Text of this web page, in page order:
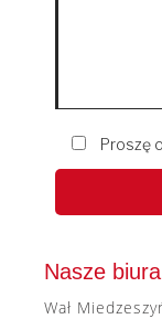
Proszę
Nasze biura
Wał